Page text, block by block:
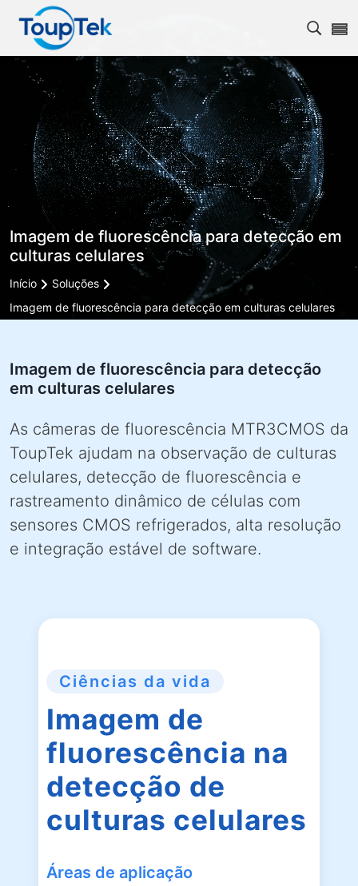
Abrir
Imagem de fluorescência para detecção em
culturas celulares
Início
Soluções
Imagem de fluorescência para detecção em culturas celulares
Imagem de fluorescência para detecção
em culturas celulares
As câmeras de fluorescência MTR3CMOS da
ToupTek ajudam na observação de culturas
celulares, detecção de fluorescência e
rastreamento dinâmico de células com
sensores CMOS refrigerados, alta resolução
e integração estável de software.
Ciências da vida
Imagem de
fluorescência na
detecção de
culturas celulares
Áreas de aplicação